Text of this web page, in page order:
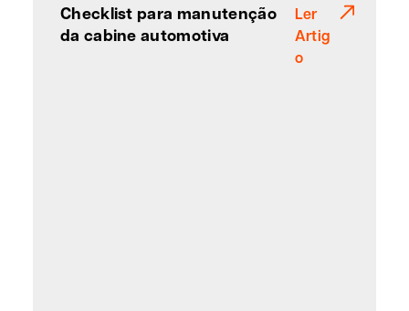
Checklist para manutenção
da cabine automotiva
Ler
Artig
o